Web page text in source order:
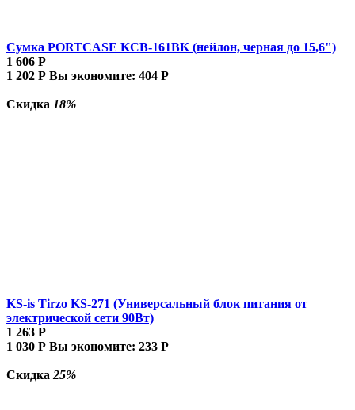
Сумка PORTCASE KCB-161BK (нейлон, черная до 15,6")
1 606 Р
1 202 Р Вы экономите: 404 Р
Скидка 18%
KS-is Tirzo KS-271 (Универсальный блок питания от
электрической сети 90Вт)
1 263 Р
1 030 Р Вы экономите: 233 Р
Скидка 25%